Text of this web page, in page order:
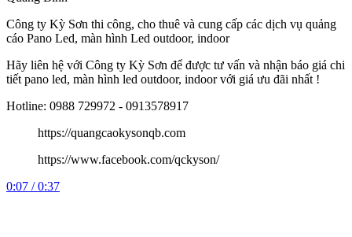
Công ty Kỳ Sơn thi công, cho thuê và cung cấp các dịch vụ quảng
cáo Pano Led, màn hình Led outdoor, indoor
Hãy liên hệ với Công ty Kỳ Sơn để được tư vấn và nhận báo giá chi
tiết pano led, màn hình led outdoor, indoor với giá ưu đãi nhất !
Hotline: 0988 729972 - 0913578917
https://quangcaokysonqb.com
https://www.facebook.com/qckyson/
0:07 / 0:37